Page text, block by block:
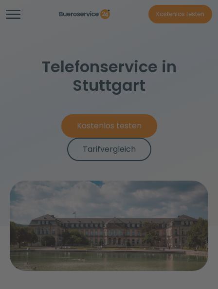
Kostenlos testen
Telefonservice in
Stuttgart
Kostenlos testen
Tarifvergleich